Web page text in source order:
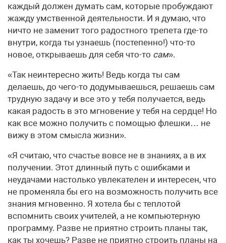
каждый должен думать сам, которые пробуждают
жажду умственной деятельности. И я думаю, что
ничто не заменит того радостного трепета где-то
внутри, когда ты узнаешь (постепенно!) что-то
новое, открываешь для себя что-то сам».
«Так неинтересно жить! Ведь когда ты сам
делаешь, до чего-то додумываешься, решаешь сам
трудную задачу и все это у тебя получается, ведь
какая радость в это мгновение у тебя на сердце! Но
как все можно получить с помощью флешки… не
вижу в этом смысла жизни».
«Я считаю, что счастье вовсе не в знаниях, а в их
получении. Этот длинный путь с ошибками и
неудачами настолько увлекателен и интересен, что
не променяла бы его на возможность получить все
знания мгновенно. Я хотела бы с теплотой
вспомнить своих учителей, а не компьютерную
программу. Разве не приятно строить планы так,
как ты хочешь? Разве не приятно строить планы на